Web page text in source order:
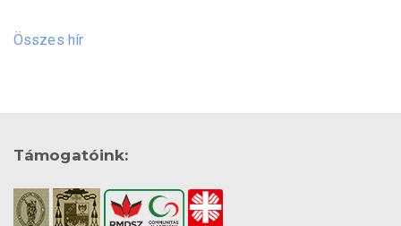
Összes hír
Támogatóink: